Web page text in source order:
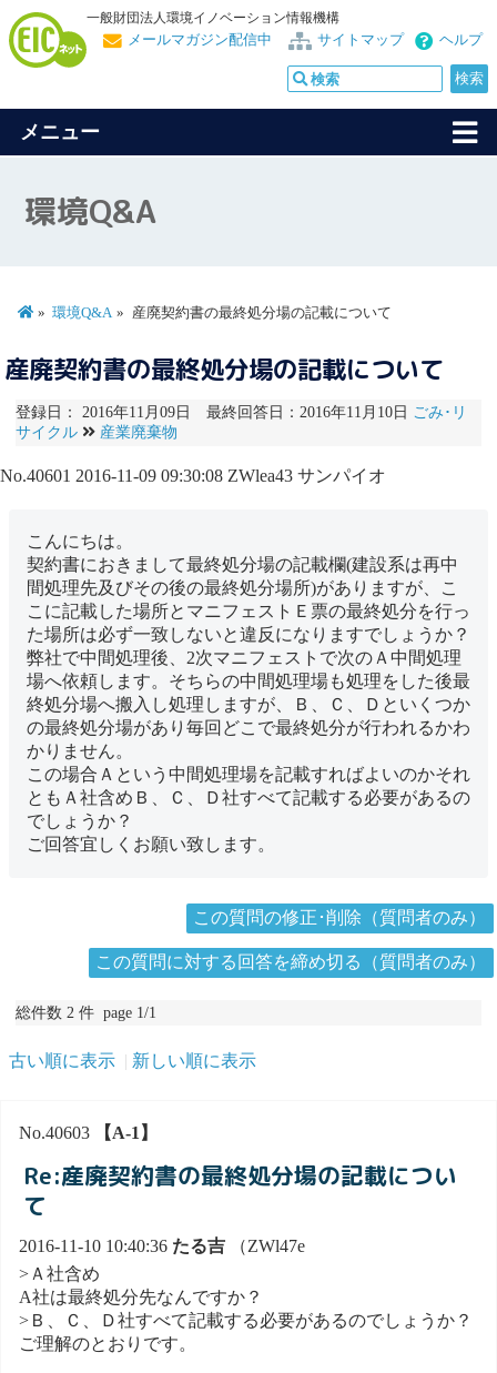
一般財団法人環境イノベーション情報機構
ヘルプ
サイトマップ
メールマガジン配信中
メニュー
環境Q&A
環境Q&A 産廃契約書の最終処分場の記載について
産廃契約書の最終処分場の記載について
登録日： 2016年11月09日 最終回答日：2016年11月10日 ごみ･リ
サイクル
産業廃棄物
No.40601 2016-11-09 09:30:08 ZWlea43 サンパイオ
こんにちは。
契約書におきまして最終処分場の記載欄(建設系は再中
間処理先及びその後の最終処分場所)がありますが、こ
こに記載した場所とマニフェストＥ票の最終処分を行っ
た場所は必ず一致しないと違反になりますでしょうか？
弊社で中間処理後、2次マニフェストで次のＡ中間処理
場へ依頼します。そちらの中間処理場も処理をした後最
終処分場へ搬入し処理しますが、Ｂ、Ｃ、Ｄといくつか
の最終処分場があり毎回どこで最終処分が行われるかわ
かりません。
この場合Ａという中間処理場を記載すればよいのかそれ
ともＡ社含めＢ、Ｃ、Ｄ社すべて記載する必要があるの
でしょうか？
ご回答宜しくお願い致します。
この質問の修正･削除（質問者のみ）
この質問に対する回答を締め切る（質問者のみ）
総件数 2 件 page 1/1
古い順に表示 新しい順に表示
No.40603 【A-1】
Re:産廃契約書の最終処分場の記載につい
て
2016-11-10 10:40:36 たる吉 （ZWl47e
>Ａ社含め
A社は最終処分先なんですか？
>Ｂ、Ｃ、Ｄ社すべて記載する必要があるのでしょうか？
ご理解のとおりです。